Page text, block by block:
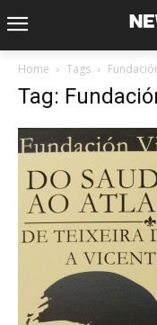
Home Tags
Tag: